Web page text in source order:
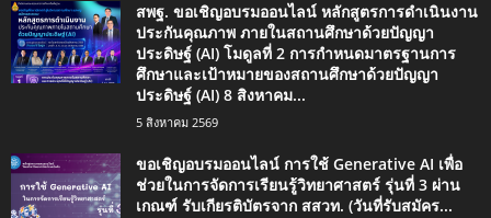
สพฐ. ขอเชิญอบรมออนไลน์ หลักสูตรการดำเนินงาน
ประกันคุณภาพ ภายในสถานศึกษาด้วยปัญญา
ประดิษฐ์ (AI) โมดูลที่ 2 การกำหนดมาตรฐานการ
ศึกษาและเป้าหมายของสถานศึกษาด้วยปัญญา
ประดิษฐ์ (AI) 8 สิงหาคม...
5 สิงหาคม 2569
ขอเชิญอบรมออนไลน์ การใช้ Generative AI เพื่อ
ช่วยในการจัดการเรียนรู้วิทยาศาสตร์ รุ่นที่ 3 ผ่าน
เกณฑ์ รับเกียรติบัตรจาก สสวท. (วันที่รับสมัคร...